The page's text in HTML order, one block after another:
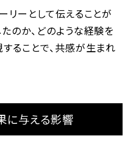
リーとして伝えることが
のか、どのような経験を
ることで、共感が生まれ
に与える影響